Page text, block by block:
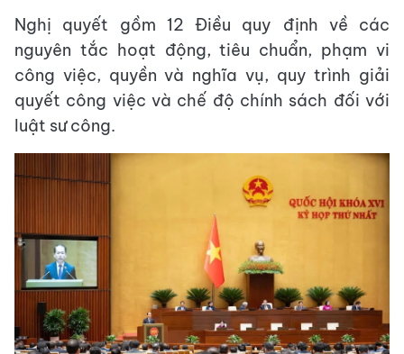
Nghị quyết gồm 12 Điều quy định về các
nguyên tắc hoạt động, tiêu chuẩn, phạm vi
công việc, quyền và nghĩa vụ, quy trình giải
quyết công việc và chế độ chính sách đối với
luật sư công.